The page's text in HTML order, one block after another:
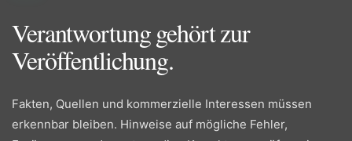
Verantwortung gehört zur
Veröffentlichung.
Fakten, Quellen und kommerzielle Interessen müssen
erkennbar bleiben. Hinweise auf mögliche Fehler,